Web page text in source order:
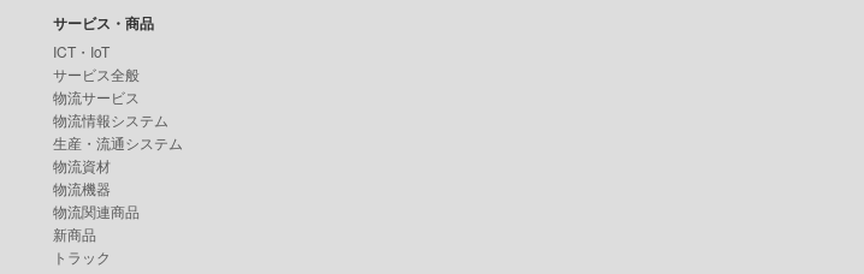
サービス・商品
ICT・IoT
サービス全般
物流サービス
物流情報システム
生産・流通システム
物流資材
物流機器
物流関連商品
新商品
トラック